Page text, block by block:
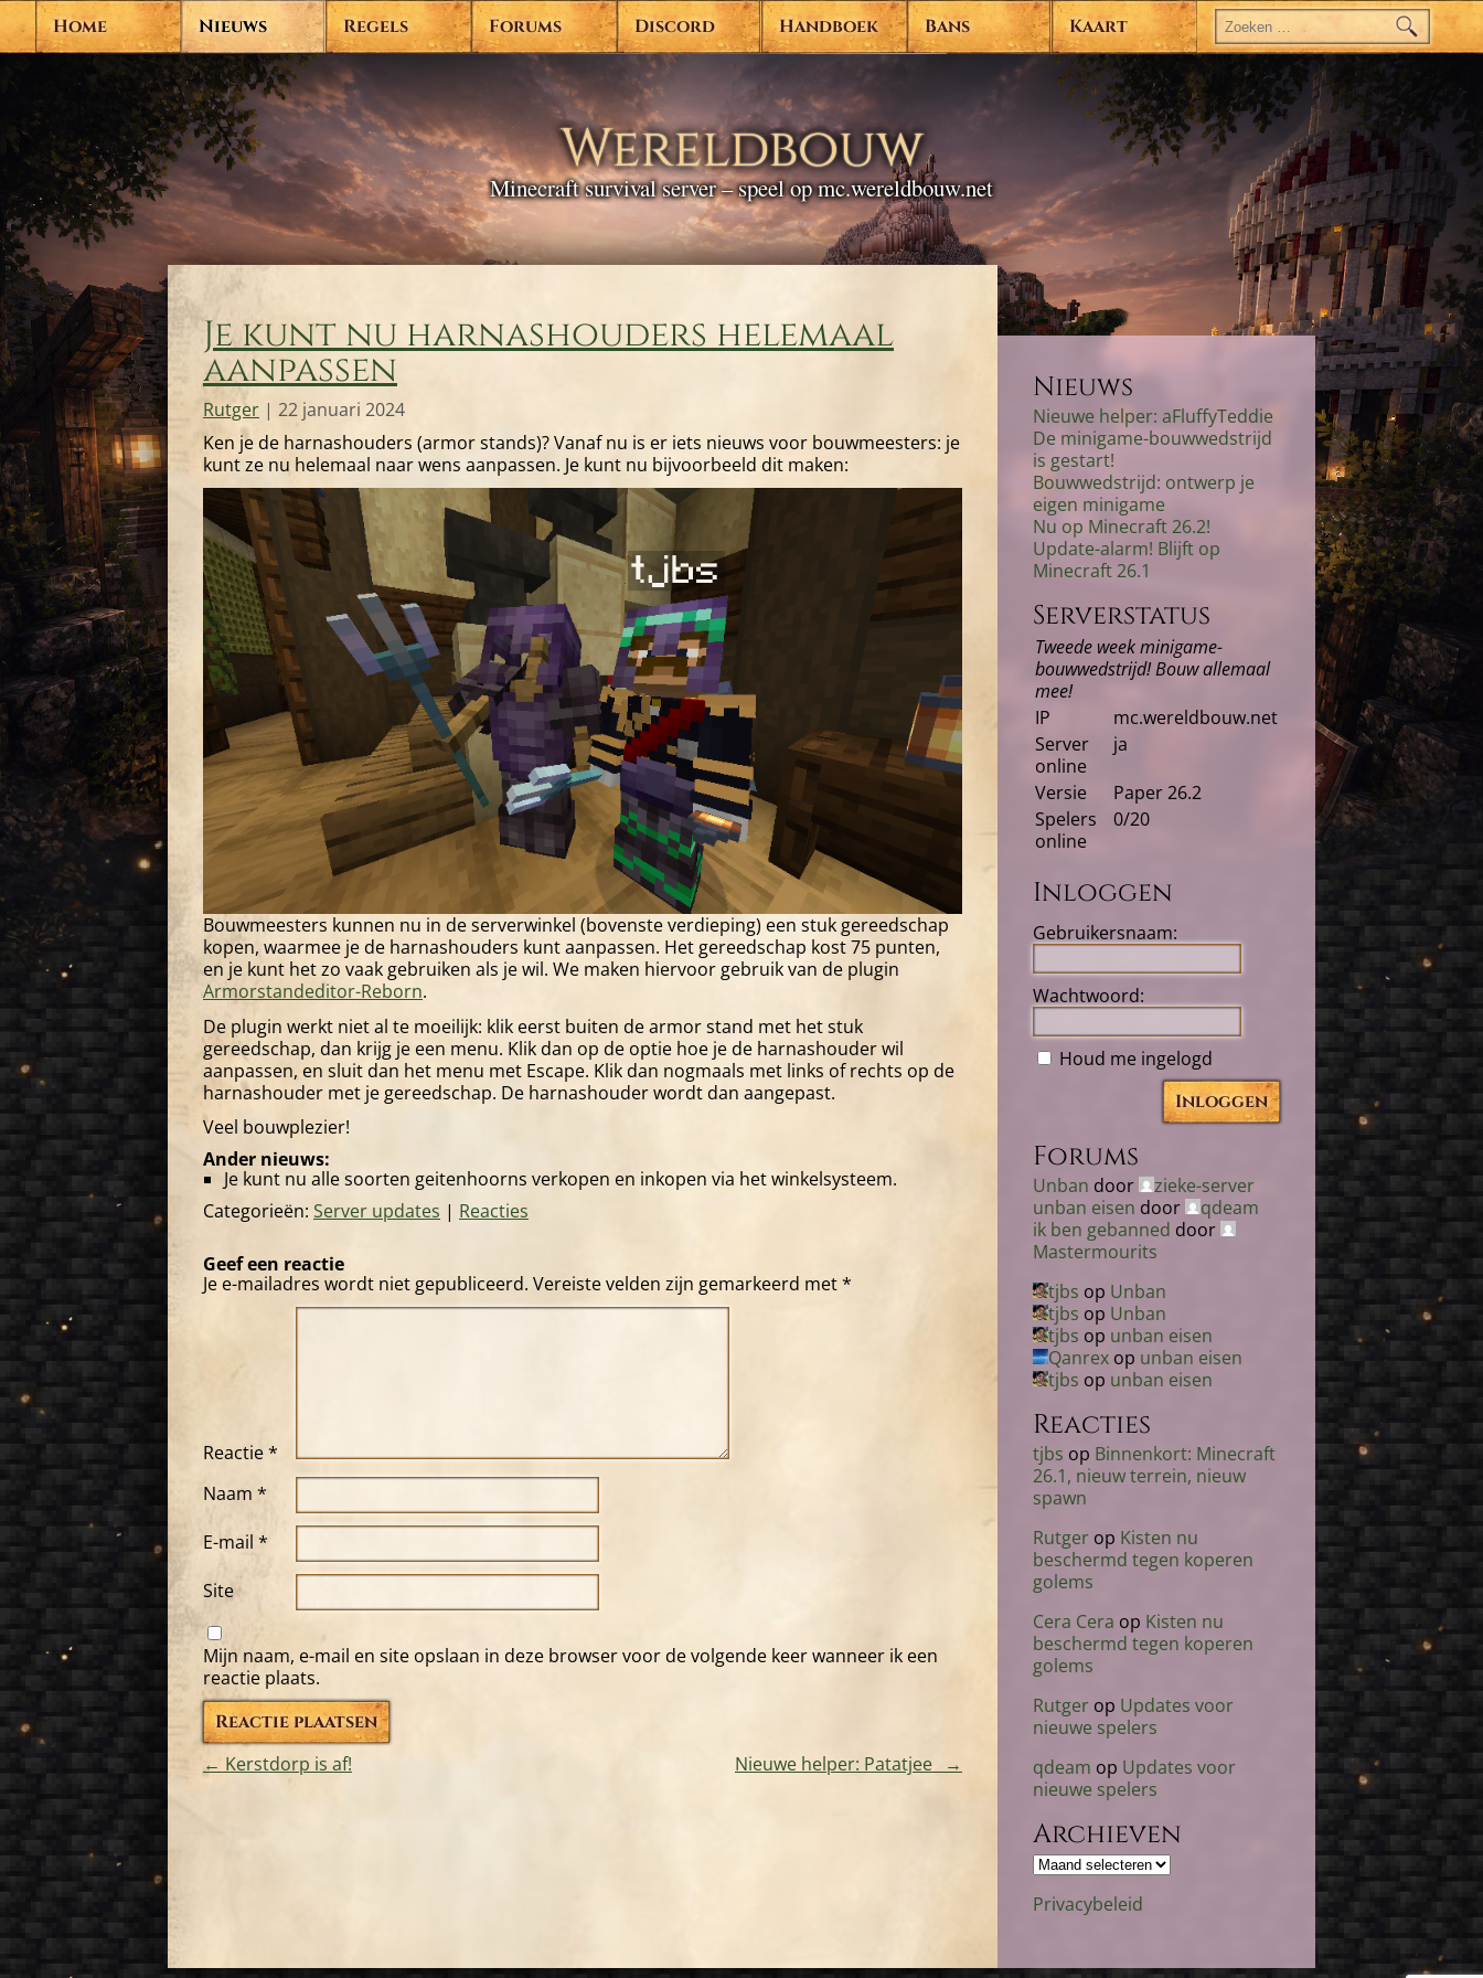
Home Nieuws Regels Forums Discord Handboek Bans Kaart
Zoeken
naar:
Wereldbouw
Minecraft survival server – speel op mc.wereldbouw.net
Je kunt nu harnashouders helemaal
aanpassen
Rutger | 22 januari 2024
Ken je de harnashouders (armor stands)? Vanaf nu is er iets nieuws voor bouwmeesters: je
kunt ze nu helemaal naar wens aanpassen. Je kunt nu bijvoorbeeld dit maken:
Bouwmeesters kunnen nu in de serverwinkel (bovenste verdieping) een stuk gereedschap
kopen, waarmee je de harnashouders kunt aanpassen. Het gereedschap kost 75 punten,
en je kunt het zo vaak gebruiken als je wil. We maken hiervoor gebruik van de plugin
Armorstandeditor-Reborn.
De plugin werkt niet al te moeilijk: klik eerst buiten de armor stand met het stuk
gereedschap, dan krijg je een menu. Klik dan op de optie hoe je de harnashouder wil
aanpassen, en sluit dan het menu met Escape. Klik dan nogmaals met links of rechts op de
harnashouder met je gereedschap. De harnashouder wordt dan aangepast.
Veel bouwplezier!
Ander nieuws:
Je kunt nu alle soorten geitenhoorns verkopen en inkopen via het winkelsysteem.
Categorieën: Server updates | Reacties
Geef een reactie
Je e-mailadres wordt niet gepubliceerd. Vereiste velden zijn gemarkeerd met*
Reactie*
Naam *
E-mail *
Site
Mijn naam, e-mail en site opslaan in deze browser voor de volgende keer wanneer ik een
reactie plaats.
← Kerstdorp is af! Nieuwe helper: Patatjee_ →
Nieuws
Nieuwe helper: aFluffyTeddie
De minigame-bouwwedstrijd
is gestart!
Bouwwedstrijd: ontwerp je
eigen minigame
Nu op Minecraft 26.2!
Update-alarm! Blijft op
Minecraft 26.1
Serverstatus
Tweede week minigame-
bouwwedstrijd! Bouw allemaal
mee!
IP
mc.wereldbouw.net
Server
online
ja
Versie
Paper 26.2
Spelers
online
0/20
Inloggen
Gebruikersnaam:
Wachtwoord:
Houd me ingelogd
Inloggen
Forums
Unban door
zieke-server
unban eisen door
qdeam
ik ben gebanned door
Mastermourits
tjbs op Unban
tjbs op Unban
tjbs op unban eisen
Qanrex op unban eisen
tjbs op unban eisen
Reacties
tjbs op Binnenkort: Minecraft
26.1, nieuw terrein, nieuw
spawn
Rutger op Kisten nu
beschermd tegen koperen
golems
Cera Cera op Kisten nu
beschermd tegen koperen
golems
Rutger op Updates voor
nieuwe spelers
qdeam op Updates voor
nieuwe spelers
Archieven
Archieven
Privacybeleid